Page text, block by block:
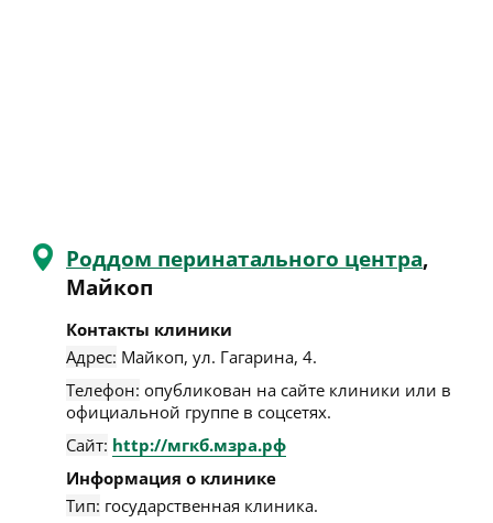
Роддом перинатального центра,
Майкоп
Контакты клиники
Адрес: Майкоп, ул. Гагарина, 4.
Телефон: опубликован на сайте клиники или в
официальной группе в соцсетях.
Сайт: http://мгкб.мзра.рф
Информация о клинике
Тип: государственная клиника.